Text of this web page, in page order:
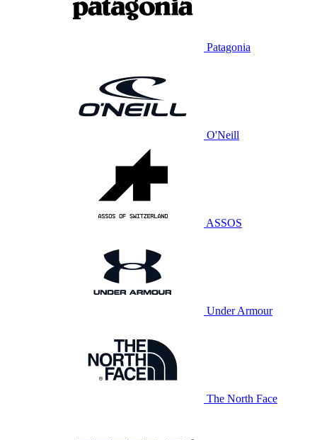
Patagonia
O'Neill
ASSOS
Under Armour
The North Face